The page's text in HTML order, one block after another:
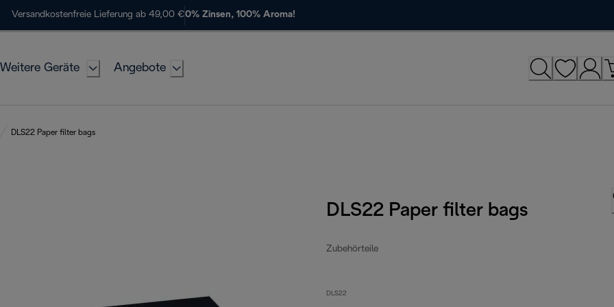
Versandkostenfreie Lieferung ab 49,00 €0% Zinsen, 100% Aroma!
Weitere Geräte Angebote
DLS22 Paper filter bags
DLS22 Paper filter bags
Zubehörteile
DLS22